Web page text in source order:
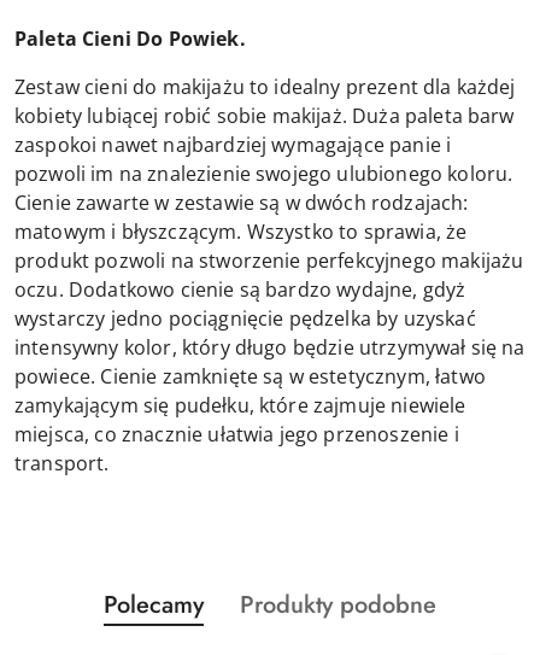
Paleta Cieni Do Powiek.
Zestaw cieni do makijażu to idealny prezent dla każdej
kobiety lubiącej robić sobie makijaż. Duża paleta barw
zaspokoi nawet najbardziej wymagające panie i
pozwoli im na znalezienie swojego ulubionego koloru.
Cienie zawarte w zestawie są w dwóch rodzajach:
matowym i błyszczącym. Wszystko to sprawia, że
produkt pozwoli na stworzenie perfekcyjnego makijażu
oczu. Dodatkowo cienie są bardzo wydajne, gdyż
wystarczy jedno pociągnięcie pędzelka by uzyskać
intensywny kolor, który długo będzie utrzymywał się na
powiece. Cienie zamknięte są w estetycznym, łatwo
zamykającym się pudełku, które zajmuje niewiele
miejsca, co znacznie ułatwia jego przenoszenie i
transport.
Pomiń karuzelę produktów
Produkty
o
Polecamy
Produkty
Produkty podobne